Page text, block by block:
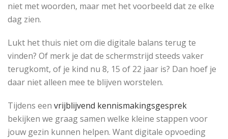
niet met woorden, maar met het voorbeeld dat ze elke
dag zien.
Lukt het thuis niet om die digitale balans terug te
vinden? Of merk je dat de schermstrijd steeds vaker
terugkomt, of je kind nu 8, 15 of 22 jaar is? Dan hoef je
daar niet alleen mee te blijven worstelen.
Tijdens een vrijblijvend kennismakingsgesprek
bekijken we graag samen welke kleine stappen voor
jouw gezin kunnen helpen. Want digitale opvoeding